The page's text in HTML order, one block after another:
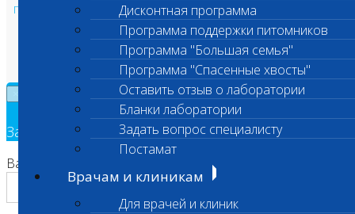
Дисконтная программа
Программа поддержки питомников
Программа "Большая семья"
Программа "Спасенные хвосты"
Оставить отзыв о лаборатории
Бланки лаборатории
Задать вопрос специалисту
Постамат
Врачам и клиникам
Для врачей и клиник
Политика в области персональных данных и конфиденциальности
Пользовательское соглашение
Техническая поддержка
Заявка на обратный звонок
Ваш номер телефона